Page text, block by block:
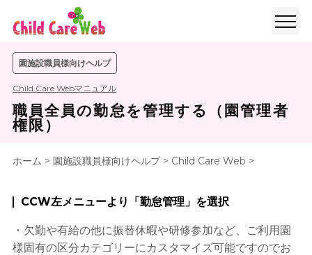
園施設職員様向けヘルプ
Child Care Webマニュアル
職員全員の勤怠を管理する（園管理者
権限）
ホーム > 園施設職員様向けヘルプ> Child Care Web >
CCW左メニューより「勤怠管理」を選択
・欠勤や有給の他に振替休暇や研修参加など、ご利用園
様固有の区分カテゴリーにカスタマイズ可能ですのでお